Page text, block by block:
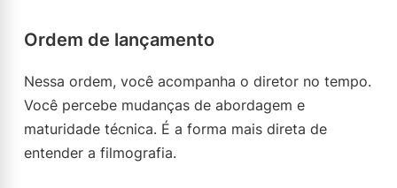
Ordem de lançamento
Nessa ordem, você acompanha o diretor no tempo.
Você percebe mudanças de abordagem e
maturidade técnica. É a forma mais direta de
entender a filmografia.